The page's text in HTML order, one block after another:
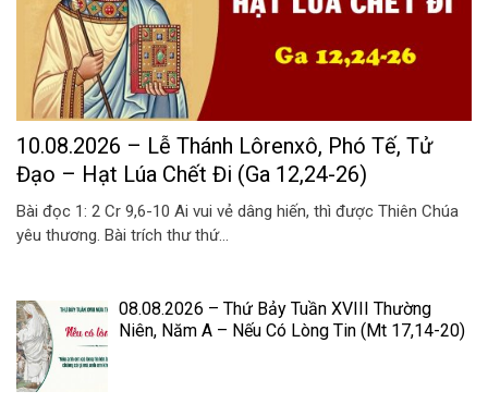
10.08.2026 – Lễ Thánh Lôrenxô, Phó Tế, Tử
Đạo – Hạt Lúa Chết Đi (Ga 12,24-26)
Bài đọc 1: 2 Cr 9,6-10 Ai vui vẻ dâng hiến, thì được Thiên Chúa
yêu thương. Bài trích thư thứ...
08.08.2026 – Thứ Bảy Tuần XVIII Thường
Niên, Năm A – Nếu Có Lòng Tin (Mt 17,14-20)